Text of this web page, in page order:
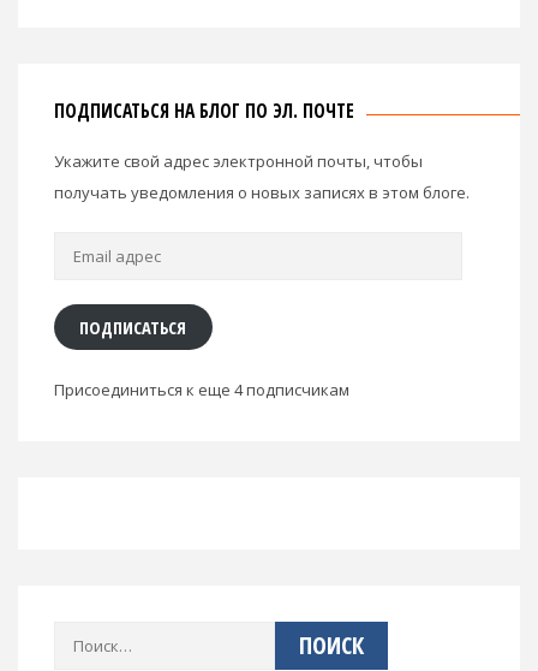
ПОДПИСАТЬСЯ НА БЛОГ ПО ЭЛ. ПОЧТЕ
Укажите свой адрес электронной почты, чтобы
получать уведомления о новых записях в этом блоге.
Email
ПОДПИСАТЬСЯ
Присоединиться к еще 4 подписчикам
Найти: